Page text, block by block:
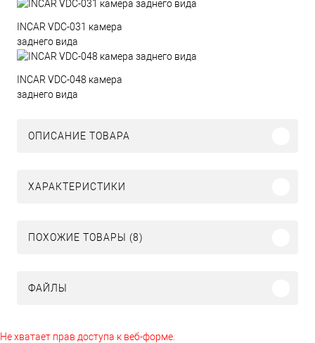
INCAR VDC-031 камера
заднего вида
INCAR VDC-048 камера
заднего вида
ОПИСАНИЕ ТОВАРА
ХАРАКТЕРИСТИКИ
ПОХОЖИЕ ТОВАРЫ (8)
ФАЙЛЫ
Не хватает прав доступа к веб-форме.